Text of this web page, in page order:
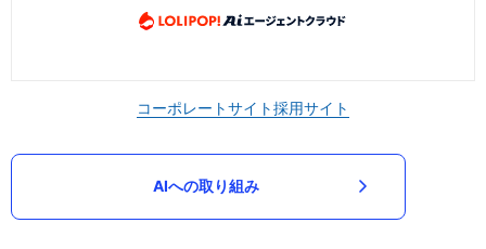
コーポレートサイト採用サイト
AIへの取り組み